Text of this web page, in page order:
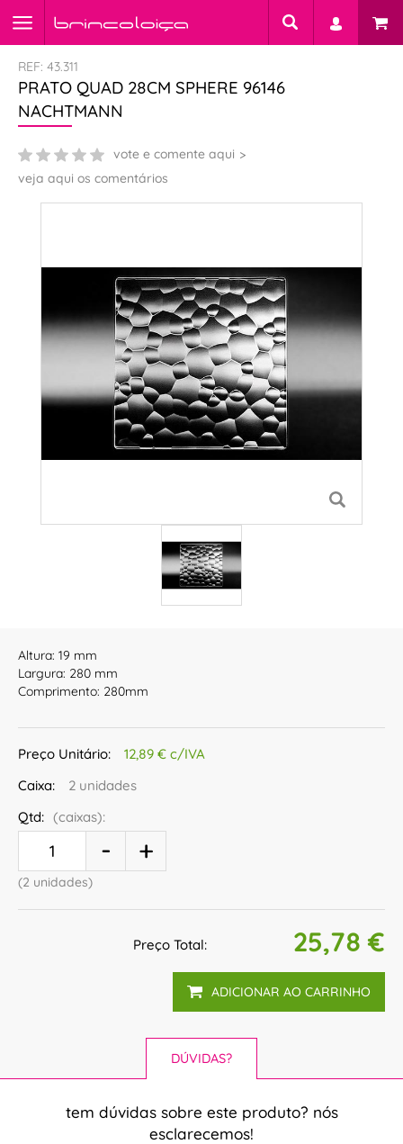
REF: 43.311
PRATO QUAD 28CM SPHERE 96146
NACHTMANN
vote e comente aqui
veja aqui os comentários
Altura: 19 mm
Largura: 280 mm
Comprimento: 280mm
Preço Unitário:
12,89 € c/IVA
Caixa:
2 unidades
Qtd: (caixas):
(2 unidades)
Preço Total: 25,78 €
ADICIONAR AO CARRINHO
DÚVIDAS?
tem dúvidas sobre este produto? nós
esclarecemos!